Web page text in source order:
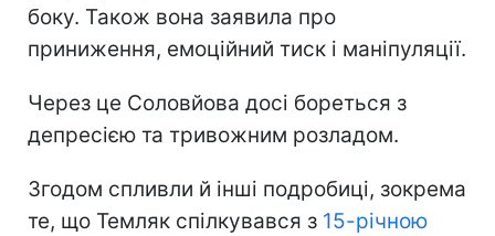
боку. Також вона заявила про
приниження, емоційний тиск і маніпуляції.
Через це Соловйова досі бореться з
депресією та тривожним розладом.
Згодом спливли й інші подробиці, зокрема
те, що Темляк спілкувався з 15-річною